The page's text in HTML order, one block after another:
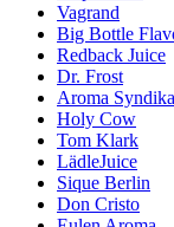
Vagrand
Big Bottle
Redback Juice
Dr. Frost
Aroma
Holy Cow
Tom Klark
LädleJuice
Sique Berlin
Don Cristo